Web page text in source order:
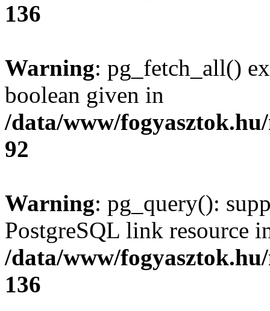
136
Warning: pg_fetch_all()
boolean given in
/data/www/
92
Warning: pg_query():
PostgreSQL link resource
/data/www/
136